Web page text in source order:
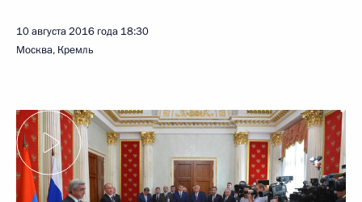
10 августа 2016 года 18:30
Москва, Кремль